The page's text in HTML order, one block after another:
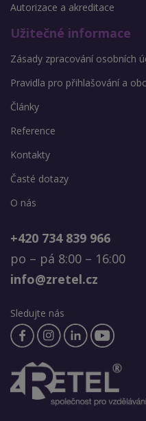
Autorizace a akreditace
Užitečné informace
Zásady zpracování osobních
Pravidla pro přihlašování a
Články
Reference
Kontakty
Časté dotazy
O nás
+420 734 839 966
po – pá 8:00 – 16:00
info@zretel.cz
Sledujte nás